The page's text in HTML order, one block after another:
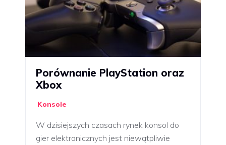
Porównanie PlayStation oraz
Xbox
Konsole
W dzisiejszych czasach rynek konsol do
gier elektronicznych jest niewątpliwie